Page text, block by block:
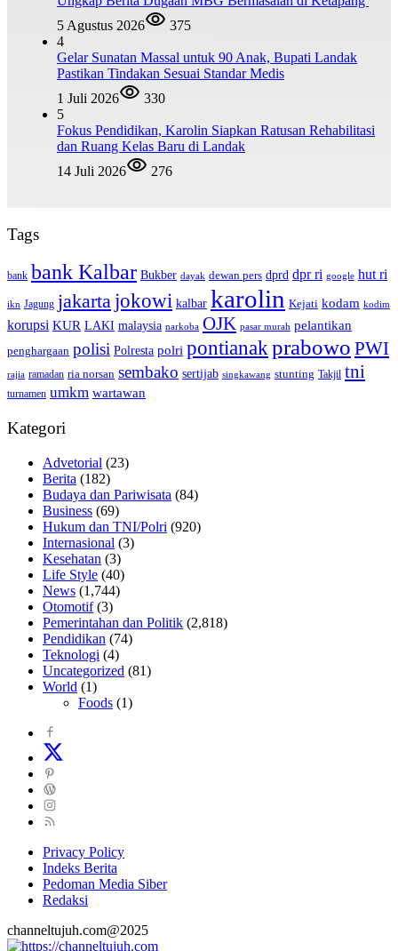
5 Agustus 2026
375
4
Gelar Sunatan Massal untuk 90 Anak, Bupati Landak
Pastikan Tindakan Sesuai Standar Medis
1 Juli 2026
330
5
Fokus Pendidikan, Karolin Siapkan Ratusan Rehabilitasi
dan Ruang Kelas Baru di Landak
14 Juli 2026
276
Tags
bank bank Kalbar Bukber dayak dewan pers dprd dpr ri google hut ri
ikn Jagung jakarta jokowi kalbar karolin Kejati kodam kodim
korupsi KUR LAKI malaysia narkoba OJK pasar murah pelantikan
penghargaan polisi Polresta polri pontianakprabowo PWI
rajia ramadan ria norsan sembako sertijab singkawang stunting Takjil tni
turnamen umkm wartawan
Kategori
Advetorial (23)
Berita (182)
Budaya dan Pariwisata (84)
Business (69)
Hukum dan TNI/Polri (920)
Internasional (3)
Kesehatan (3)
Life Style (40)
News (1,744)
Otomotif(3)
Pemerintahan dan Politik (2,818)
Pendidikan (74)
Teknologi (4)
Uncategorized (81)
World (1)
Foods (1)
Privacy Policy
Indeks Berita
Pedoman Media Siber
Redaksi
channeltujuh.com@2025